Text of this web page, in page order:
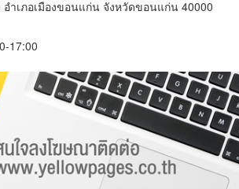
ำเภอเมืองขอนแก่น จังหวัดขอนแก่น 40000
17:00